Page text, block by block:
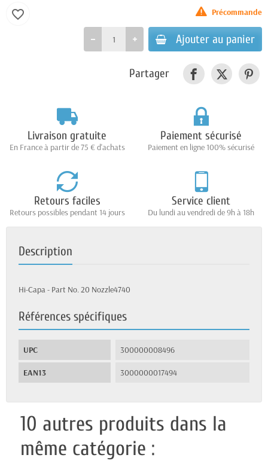
Précommande
Ajouter au panier
favorite_border
Partager
Livraison gratuite
En France à partir de 75 € d'achats
Paiement sécurisé
Paiement en ligne 100% sécurisé
Retours faciles
Retours possibles pendant 14 jours
Service client
Du lundi au vendredi de 9h à 18h
Description
Hi-Capa - Part No. 20 Nozzle4740
Références spécifiques
UPC 300000008496
EAN13 3000000017494
10 autres produits dans la
même catégorie :